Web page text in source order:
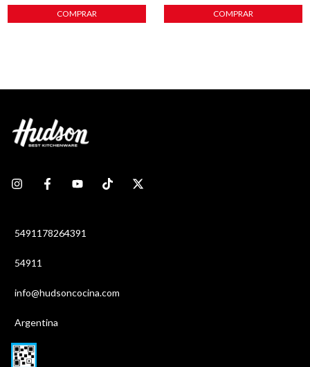
COMPRAR COMPRAR
5491178264391
54911
info@hudsoncocina.com
Argentina